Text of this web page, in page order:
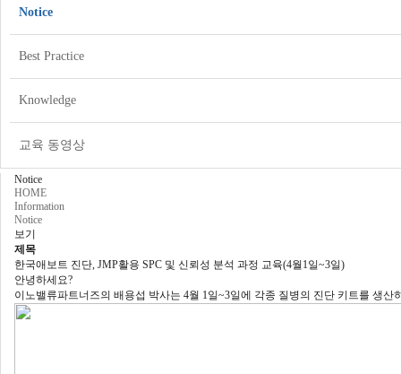
Notice
Best Practice
Knowledge
교육 동영상
Notice
HOME
Information
Notice
보기
제목
한국애보트 진단, JMP활용 SPC 및 신뢰성 분석 과정 교육(4월1일~3일)
안녕하세요?
이노밸류파트너즈의 배용섭 박사는 4월 1일~3일에 각종 질병의 진단 키트를 생산